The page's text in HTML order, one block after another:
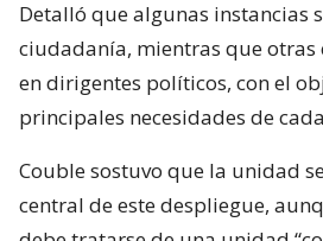
Detalló que algunas instancias
ciudadanía, mientras que otras
en dirigentes políticos, con el
principales necesidades de
Couble sostuvo que la unidad
central de este despliegue,